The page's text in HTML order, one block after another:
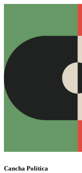
Cancha Política